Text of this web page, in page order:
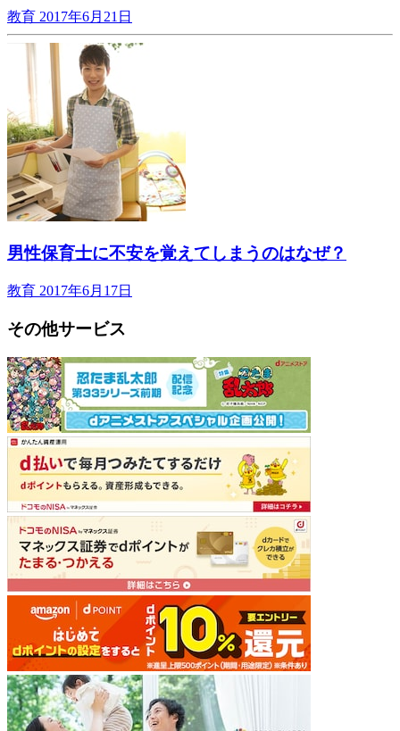
教育 2017年6月21日
男性保育士に不安を覚えてしまうのはなぜ？
教育 2017年6月17日
その他サービス